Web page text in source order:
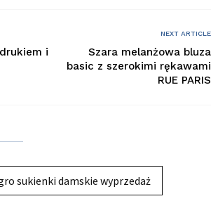
i
NEXT ARTICLE
Szara melanżowa bluza
basic z szerokimi rękawami
RUE PARIS
sukienki damskie wyprzedaż